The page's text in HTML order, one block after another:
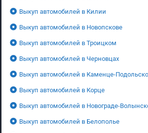
Выкуп автомобилей в Килии
Выкуп автомобилей в Новопскове
Выкуп автомобилей в Троицком
Выкуп автомобилей в Черновцах
Выкуп автомобилей в Каменце-
Выкуп автомобилей в Корце
Выкуп автомобилей в Новограде-
Выкуп автомобилей в Белополье